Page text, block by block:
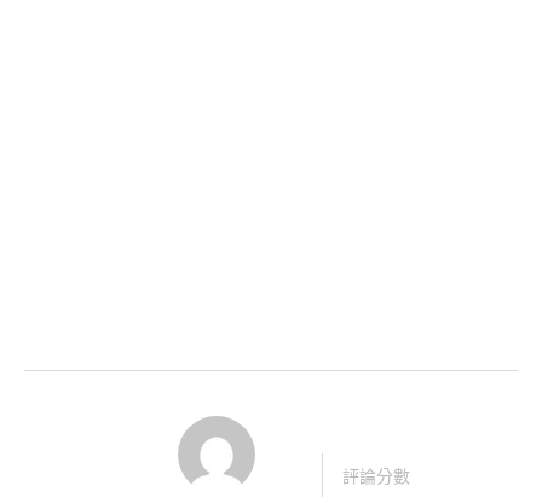
評論分數